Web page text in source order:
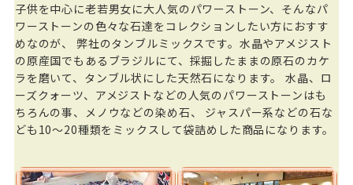
子供を中心に老若男女に大人気のパワーストーン、そんなパ
ワーストーンの色々な石達をコレクションしたい方におすす
めなのが、 弊社のタンブルミックスです。水晶やアメジスト
の原産国でもあるブラジルにて、採掘したままの原石のカケ
ラを磨いて、タンブル状にした天然石になります。 水晶、ロ
ーズクォーツ、アメジストなどの人気のパワーストーンはも
ちろんの事、メノウなどの染め石、 ジャスパー系などの石な
ども10～20種類をミックスして袋詰めした商品になります。